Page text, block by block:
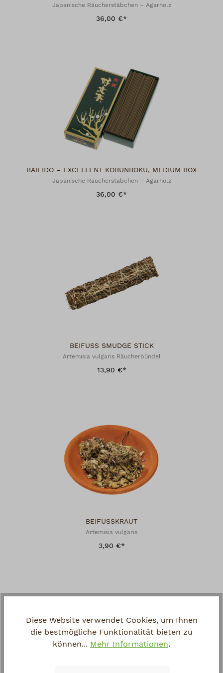
Japanische Räucherstäbchen – Agarholz
36,00 €*
BAIEIDO – EXCELLENT KOBUNBOKU, MEDIUM BOX
Japanische Räucherstäbchen – Agarholz
36,00 €*
BEIFUSS SMUDGE STICK
Artemisia vulgaris Räucherbündel
13,90 €*
BEIFUSSKRAUT
Artemisia vulgaris
3,90 €*
Diese Website verwendet Cookies, um Ihnen
die bestmögliche Funktionalität bieten zu
können... Mehr Informationen.